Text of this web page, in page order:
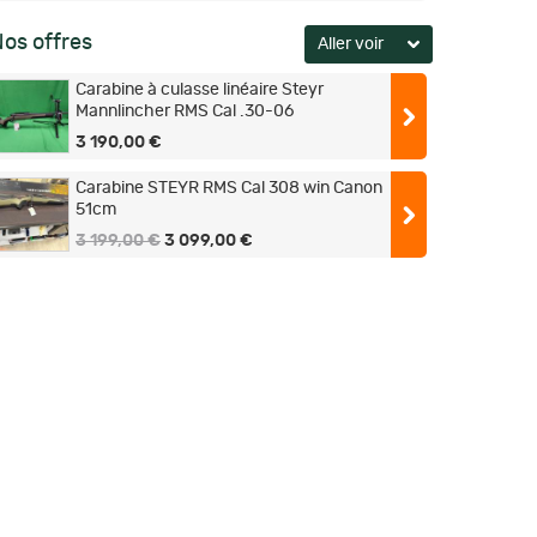
offres
Carabine à culasse linéaire Steyr
Mannlincher RMS Cal .30-06
3 190,00 €
Carabine STEYR RMS Cal 308 win Canon
51cm
3 199,00 € 3 099,00 €